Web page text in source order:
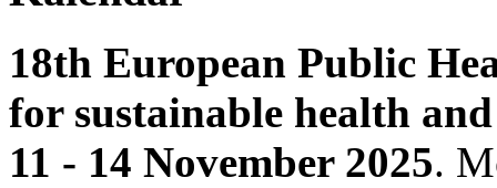
18th European Public
for sustainable health
11 - 14 November 2025.